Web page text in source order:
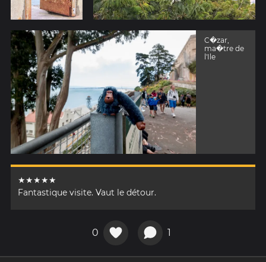
C�zar,
ma�tre de
l'Ile
★★★★★
Fantastique visite. Vaut le détour.
0 1